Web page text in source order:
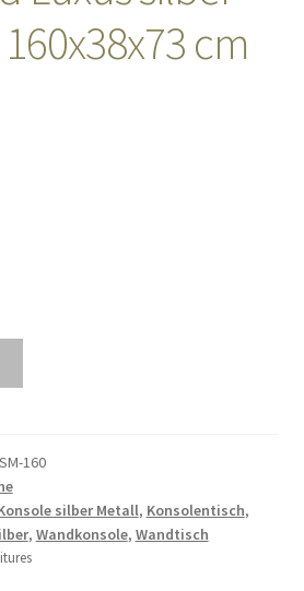
cm
160
silber Metall, Konsolentisch,
, Wandkonsole, Wandtisch